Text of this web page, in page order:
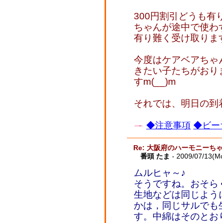
300円割引どうも有
ちゃんが途中で使
有り難く受け取りま
今度はケアベアち
きたい子たちがお
すm(__)m
それでは、明日の
◆注意事項 ◆ビー
Re: 大阪府のハーモニーち
番頭 たま - 2009/07/
ムルヒャ～♪
そうですね。おそ
生地などは同じよ
かは，同じサルで
す。中綿はそのと